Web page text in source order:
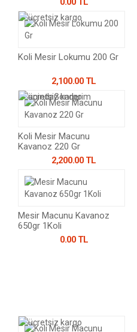
Koli Mesir Lokumu 200 Gr
2,100.00 TL
Koli Mesir Macunu
Kavanoz 220 Gr
2,200.00 TL
Mesir Macunu Kavanoz
650gr 1Koli
0.00 TL